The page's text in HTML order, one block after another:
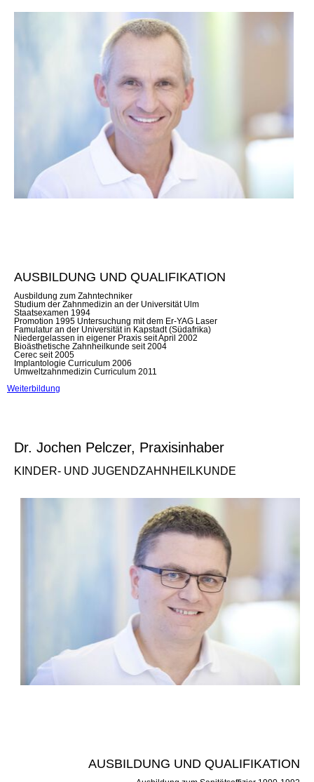
AUSBILDUNG UND QUALIFIKATION
Ausbildung zum Zahntechniker
Studium der Zahnmedizin an der Universität Ulm
Staatsexamen 1994
Promotion 1995 Untersuchung mit dem Er-YAG Laser
Famulatur an der Universität in Kapstadt (Südafrika)
Niedergelassen in eigener Praxis seit April 2002
Bioästhetische Zahnheilkunde seit 2004
Cerec seit 2005
Implantologie Curriculum 2006
Umweltzahnmedizin Curriculum 2011
Weiterbildung
Dr. Jochen Pelczer, Praxisinhaber
KINDER- UND JUGENDZAHNHEILKUNDE
AUSBILDUNG UND QUALIFIKATION